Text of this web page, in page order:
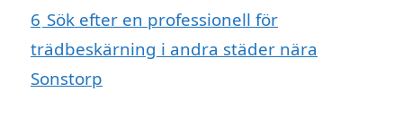
6 Sök efter en professionell för
trädbeskärning i andra städer nära
Sonstorp